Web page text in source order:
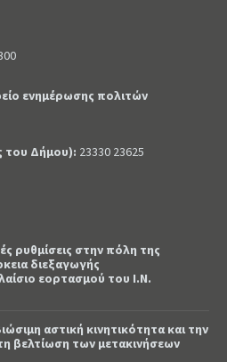
ενημέρωσης πολιτών
του Δήμου): 23330 23625
ρυθμίσεις στην πόλη της
διεξαγωγής
εορτασμού του Ι.Ν.
αστική κινητικότητα και την
βελτίωση των μετακινήσεων